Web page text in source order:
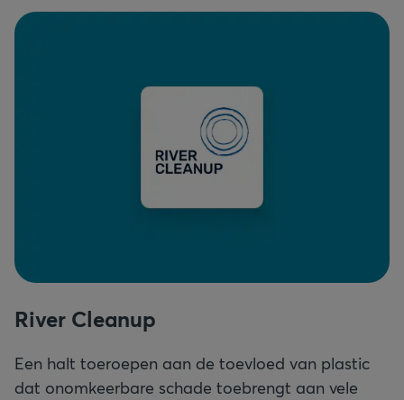
River Cleanup
Een halt toeroepen aan de toevloed van plastic
dat onomkeerbare schade toebrengt aan vele